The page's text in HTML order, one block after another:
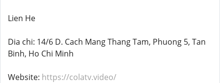
Lien He
Dia chi: 14/6 D. Cach Mang Thang Tam, Phuong 5, Tan
Binh, Ho Chi Minh
Website: https://colatv.video/